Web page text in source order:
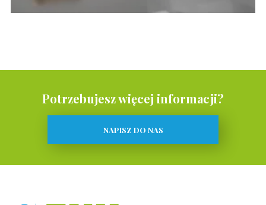
Potrzebujesz więcej informacji?
NAPISZ DO NAS